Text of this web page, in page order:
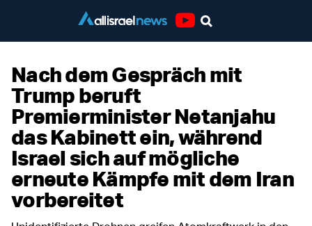
Nach dem Gespräch mit
Trump beruft
Premierminister Netanjahu
das Kabinett ein, während
Israel sich auf mögliche
erneute Kämpfe mit dem Iran
vorbereitet